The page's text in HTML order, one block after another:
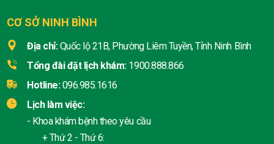
CƠ SỞ NINH BÌNH
Địa chỉ: Quốc lộ 21B, Phường Liêm Tuyền, Tỉnh Ninh Bình
Tổng đài đặt lịch khám: 1900.888.866
Hotline: 096.985.1616
Lịch làm việc:
- Khoa khám bệnh theo yêu cầu
+ Thứ 2 - Thứ 6: